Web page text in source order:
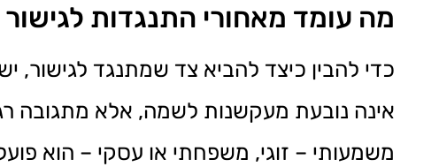
מה עומד מאחורי התנגדות לגישור
כדי להבין כיצד להביא צד שמתנגד לגישור,
אינה נובעת מעקשנות לשמה, אלא מתגובה
משמעותי – זוגי, משפחתי או עסקי – הוא פועל